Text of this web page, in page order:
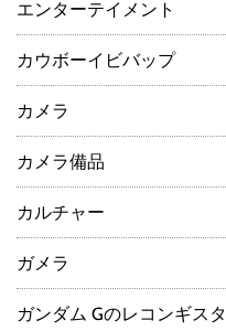
エンターテイメント
カウボーイビバップ
カメラ
カメラ備品
カルチャー
ガメラ
ガンダム Gのレコンギスタ